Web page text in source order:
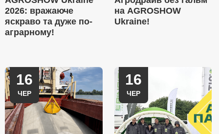
2026: вражаюче
яскраво та дуже по-
аграрному!
на AGROSHOW
Ukraine!
16
ЧЕР
16
ЧЕР